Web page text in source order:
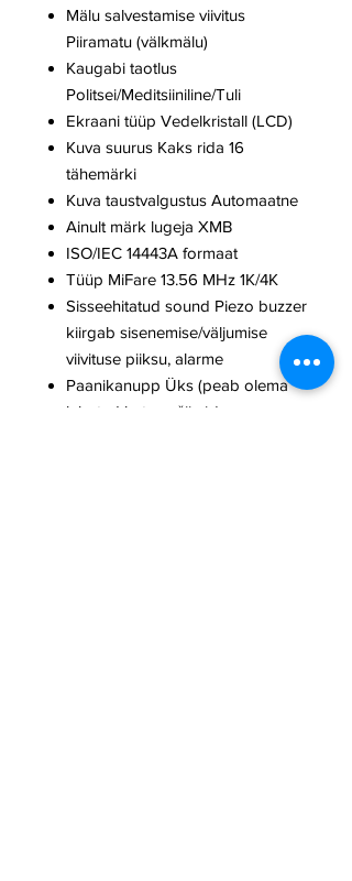
Mälu salvestamise viivitus
Piiramatu (välkmälu)
Kaugabi taotlus
Politsei/Meditsiiniline/Tuli
Ekraani tüüp Vedelkristall (LCD)
Kuva suurus Kaks rida 16
tähemärki
Kuva taustvalgustus Automaatne
Ainult märk lugeja XMB
ISO/IEC 14443A formaat
Tüüp MiFare 13.56 MHz 1K/4K
Sisseehitatud sound Piezo buzzer
kiirgab sisenemise/väljumise
viivituse piiksu, alarme
Paanikanupp Üks (peab olema
lubatud katserežiimis)